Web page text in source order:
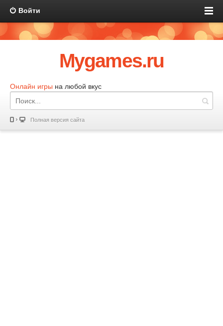
Войти
Mygames.ru
Онлайн игры на любой вкус
Полная версия сайта